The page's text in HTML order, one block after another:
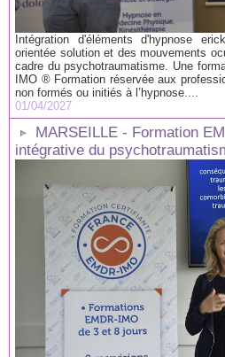
Intégration d'éléments d'hypnose
orientée solution et des mouvements
cadre du psychotraumatisme. Une
IMO ® Formation réservée aux
non formés ou initiés à l’hypnose....
01/04/2027
MARSEILLE - Formation
intégrative du